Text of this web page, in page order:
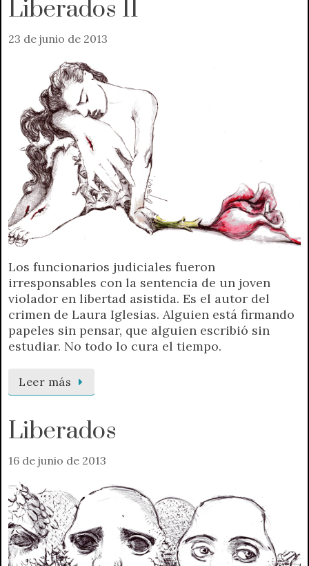
Liberados II
23 de junio de 2013
Los funcionarios judiciales fueron
irresponsables con la sentencia de un joven
violador en libertad asistida. Es el autor del
crimen de Laura Iglesias. Alguien está firmando
papeles sin pensar, que alguien escribió sin
estudiar. No todo lo cura el tiempo.
Leer más
Liberados
16 de junio de 2013